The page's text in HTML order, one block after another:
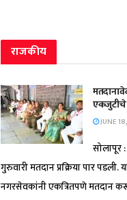
राजकीय
एकजुटीचे
JUNE
सोलापूर
गुरुवारी मतदान प्रक्रिया पार पडली.
नगरसेवकांनी एकत्रितपणे मतदान